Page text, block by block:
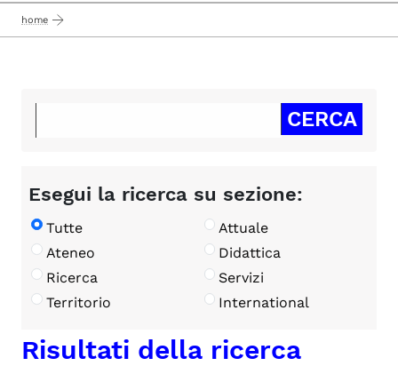
home
Esegui la ricerca su sezione:
Tutte
Attuale
Ateneo
Didattica
Ricerca
Servizi
Territorio
International
Risultati della ricerca